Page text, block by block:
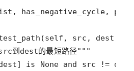
, has_negative_cycle, prev
(self , src , dest
到dest的最短路径"""
] is None and src != dest